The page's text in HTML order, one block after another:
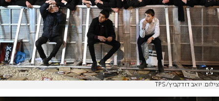
צילום: יואב דודקביץ/TPS